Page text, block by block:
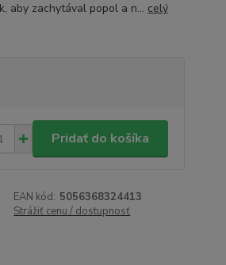
aby zachytával popol a n... celý
Pridať do košíka
EAN kód: 5056368324413
Strážiť cenu / dostupnosť